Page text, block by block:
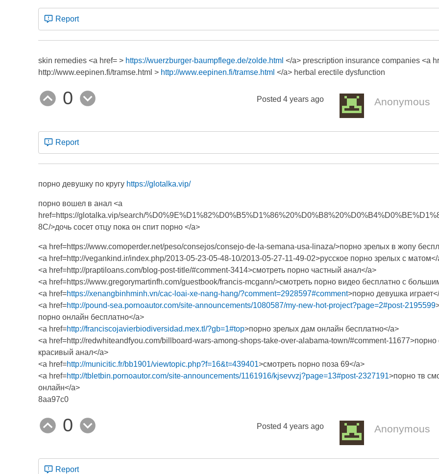
Report
skin remedies <a href= > https://wuerzburger-baumpflege.de/zolde.html </a> prescription insurance companies <a
http://www.eepinen.fi/tramse.html > http://www.eepinen.fi/tramse.html </a> herbal erectile dysfunction
0 Posted 4 years ago Anonymous
Report
порно девушку по кругу https://glotalka.vip/
порно вошел в анал <a
href=https://glotalka.vip/search/
8C/>дочь сосет отцу пока он спит порно </a>
<a href=https://www.comoperder.net/peso/consejos/consejo-de-la-semana-usa-linaza/>порно зрелых в жопу
<a href=http://vegankind.ir/index.php/2013-05-23-05-48-10/2013-05-27-11-49-02>русское порно зрелых с матом</
<a href=http://praptiloans.com/blog-post-title/#comment-3414>смотреть порно частный анал</a>
<a href=https://www.gregorymartinfh.com/guestbook/francis-mcgann/>смотреть порно видео бесплатно с
<a href=https://xenangbinhminh.vn/cac-loai-xe-nang-hang/?comment=2928597#comment>порно девушка
<a href=http://pound-sea.pornoautor.com/site-announcements/1080587/my-new-hot-project?page=2#post-2195599
порно онлайн бесплатно</a>
<a href=http://franciscojavierbiodiversidad.mex.tl/?gb=1#top>порно зрелых дам онлайн бесплатно</a>
<a href=http://redwhiteandfyou.com/billboard-wars-among-shops-take-over-alabama-town/#comment-11677>порно
красивый анал</a>
<a href=http://municitic.fr/bb1901/viewtopic.php?f=16&t=439401>смотреть порно поза 69</a>
<a href=http://tbletbin.pornoautor.com/site-announcements/1161916/kjsevvzj?page=13#post-2327191>порно тв
онлайн</a>
8aa97c0
0 Posted 4 years ago Anonymous
Report